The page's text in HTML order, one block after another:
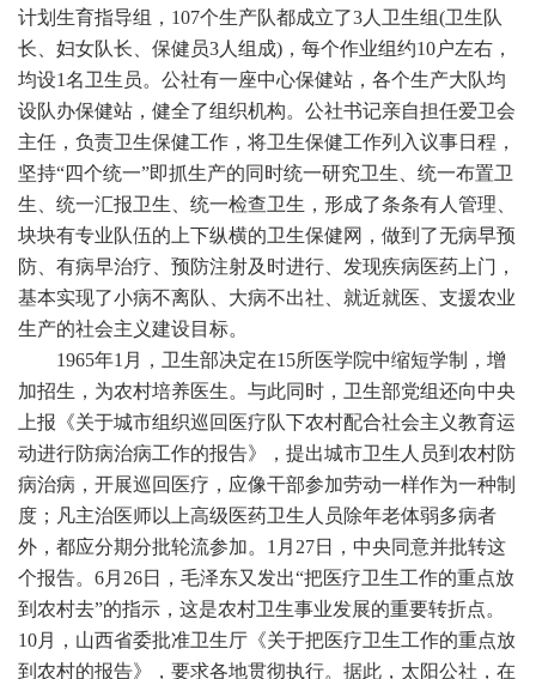
计划生育指导组，107个生产队都成立了3人卫生组(卫生队
长、妇女队长、保健员3人组成)，每个作业组约10户左右，
均设1名卫生员。公社有一座中心保健站，各个生产大队均
设队办保健站，健全了组织机构。公社书记亲自担任爱卫会
主任，负责卫生保健工作，将卫生保健工作列入议事日程，
坚持“四个统一”即抓生产的同时统一研究卫生、统一布置卫
生、统一汇报卫生、统一检查卫生，形成了条条有人管理、
块块有专业队伍的上下纵横的卫生保健网，做到了无病早预
防、有病早治疗、预防注射及时进行、发现疾病医药上门，
基本实现了小病不离队、大病不出社、就近就医、支援农业
生产的社会主义建设目标。
1965年1月，卫生部决定在15所医学院中缩短学制，增
加招生，为农村培养医生。与此同时，卫生部党组还向中央
上报《关于城市组织巡回医疗队下农村配合社会主义教育运
动进行防病治病工作的报告》，提出城市卫生人员到农村防
病治病，开展巡回医疗，应像干部参加劳动一样作为一种制
度；凡主治医师以上高级医药卫生人员除年老体弱多病者
外，都应分期分批轮流参加。1月27日，中央同意并批转这
个报告。6月26日，毛泽东又发出“把医疗卫生工作的重点放
到农村去”的指示，这是农村卫生事业发展的重要转折点。
10月，山西省委批准卫生厅《关于把医疗卫生工作的重点放
到农村的报告》，要求各地贯彻执行。据此，太阳公社，在